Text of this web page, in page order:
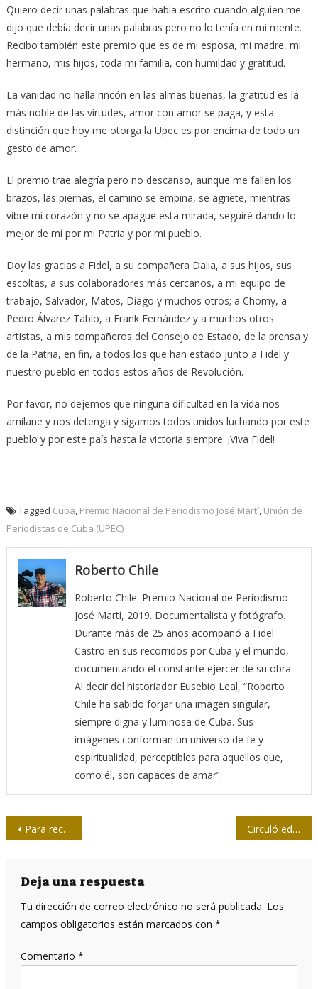
Quiero decir unas palabras que había escrito cuando alguien me
dijo que debía decir unas palabras pero no lo tenía en mi mente.
Recibo también este premio que es de mi esposa, mi madre, mi
hermano, mis hijos, toda mi familia, con humildad y gratitud.
La vanidad no halla rincón en las almas buenas, la gratitud es la
más noble de las virtudes, amor con amor se paga, y esta
distinción que hoy me otorga la Upec es por encima de todo un
gesto de amor.
El premio trae alegría pero no descanso, aunque me fallen los
brazos, las piernas, el camino se empina, se agriete, mientras
vibre mi corazón y no se apague esta mirada, seguiré dando lo
mejor de mí por mi Patria y por mi pueblo.
Doy las gracias a Fidel, a su compañera Dalia, a sus hijos, sus
escoltas, a sus colaboradores más cercanos, a mi equipo de
trabajo, Salvador, Matos, Diago y muchos otros; a Chomy, a
Pedro Álvarez Tabío, a Frank Fernández y a muchos otros
artistas, a mis compañeros del Consejo de Estado, de la prensa y
de la Patria, en fin, a todos los que han estado junto a Fidel y
nuestro pueblo en todos estos años de Revolución.
Por favor, no dejemos que ninguna dificultad en la vida nos
amilane y nos detenga y sigamos todos unidos luchando por este
pueblo y por este país hasta la victoria siempre. ¡Viva Fidel!
Tagged Cuba, Premio Nacional de Periodismo José Martí, Unión de
Periodistas de Cuba (UPEC)
Roberto Chile
Roberto Chile. Premio Nacional de Periodismo
José Martí, 2019. Documentalista y fotógrafo.
Durante más de 25 años acompañó a Fidel
Castro en sus recorridos por Cuba y el mundo,
documentando el constante ejercer de su obra.
Al decir del historiador Eusebio Leal, “Roberto
Chile ha sabido forjar una imagen singular,
siempre digna y luminosa de Cuba. Sus
imágenes conforman un universo de fe y
espiritualidad, perceptibles para aquellos que,
como él, son capaces de amar”.
Navegación
entradas
Para recibir el Premio a la Dignidad Circuló edición especial de Adelante
Deja una respuesta
Tu dirección de correo electrónico no será publicada. Los
campos obligatorios están marcados con *
Comentario *